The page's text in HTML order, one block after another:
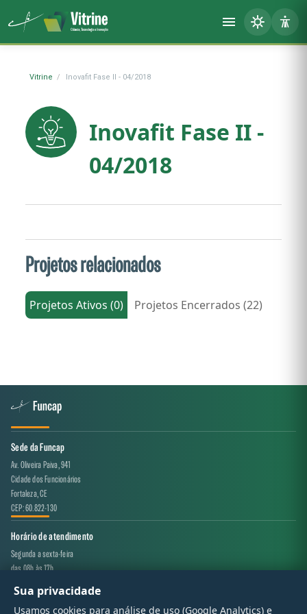
Vitrine Inovafit Fase II - 04/2018
Inovafit Fase II -
04/2018
Projetos relacionados
Projetos Ativos (0) Projetos Encerrados (22)
Sede da Funcap
Av. Oliveira Paiva, 941
Cidade dos Funcionários
Fortaleza, CE
CEP: 60.822-130
Horário de atendimento
Segunda a sexta-feira
das 08h às 17h
Canal de atendimento
Sua privacidade
Usamos cookies para análise de uso (Google Analytics) e